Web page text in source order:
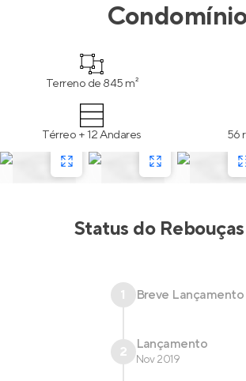
Terreno de 845 m²
Térreo + 12 Andares 56
Status do
1 Breve Lançamento
2 Lançamento
Nov 2019